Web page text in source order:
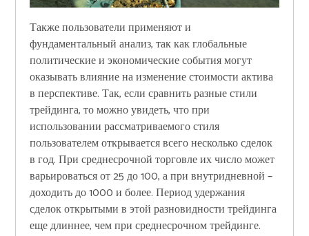
Также пользователи применяют и
фундаментальный анализ, так как глобальные
политические и экономические события могут
оказывать влияние на изменение стоимости актива
в перспективе. Так, если сравнить разные стили
трейдинга, то можно увидеть, что при
использовании рассматриваемого стиля
пользователем открывается всего несколько сделок
в год. При среднесрочной торговле их число может
варьироваться от 25 до 100, а при внутридневной –
доходить до 1000 и более. Период удержания
сделок открытыми в этой разновидности трейдинга
еще длиннее, чем при среднесрочном трейдинге.